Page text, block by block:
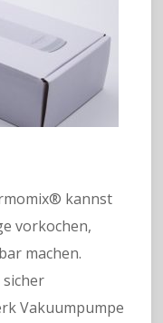
kannst
vorkochen,
machen.
sicher
Vakuumpumpe